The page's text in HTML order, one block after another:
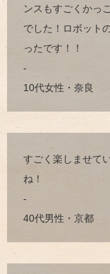
ンスもすごくかっ
でした！ロボット
ったです！！
-
10代女性・奈良
すごく楽しませて
ね！
-
40代男性・京都